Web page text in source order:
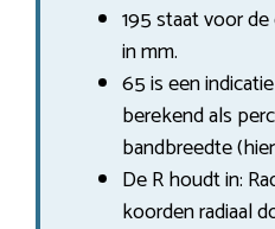
195 staat voor
in mm.
65 is een
berekend als
bandbreedte
De R houdt in:
koorden radiaal